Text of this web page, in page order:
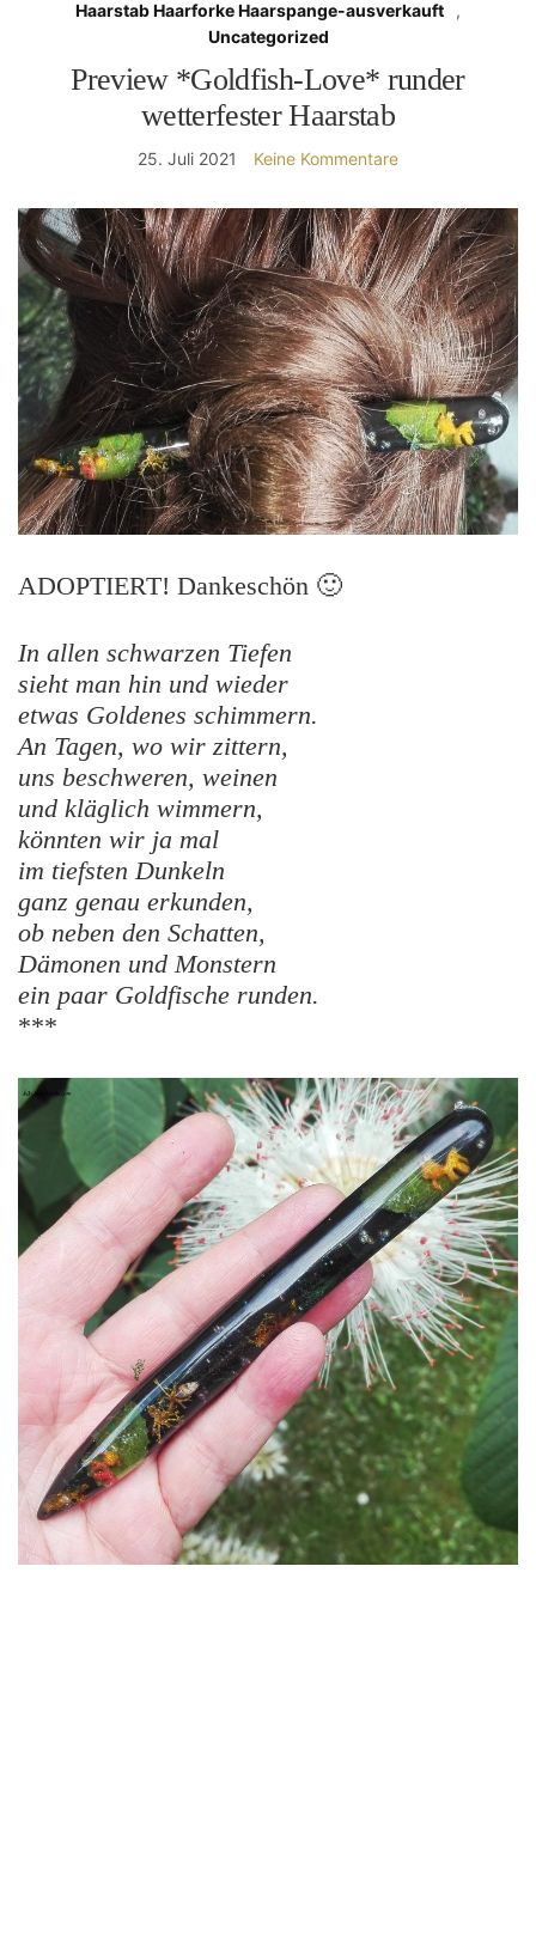
Haarstab Haarforke Haarspange-ausverkauft
,
Uncategorized
Preview *Goldfish-Love* runder
wetterfester Haarstab
25. Juli 2021 Keine Kommentare
ADOPTIERT! Dankeschön 🙂
In allen schwarzen Tiefen
sieht man hin und wieder
etwas Goldenes schimmern.
An Tagen, wo wir zittern,
uns beschweren, weinen
und kläglich wimmern,
könnten wir ja mal
im tiefsten Dunkeln
ganz genau erkunden,
ob neben den Schatten,
Dämonen und Monstern
ein paar Goldfische runden.
***